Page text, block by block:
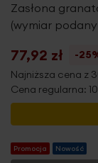
Zasłona
(wymiar
77,92 zł
-
Najniższa cena z
Cena regularna:
Promocja Nowość